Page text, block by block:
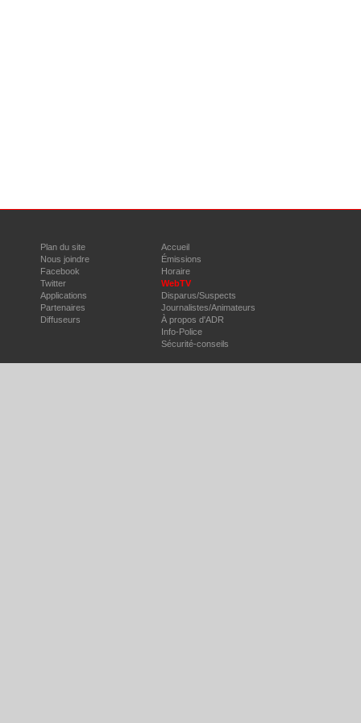
Plan du site
Nous joindre
Facebook
Twitter
Applications
Partenaires
Diffuseurs
Accueil
Émissions
Horaire
WebTV
Disparus/Suspects
Journalistes/Animateurs
À propos d'ADR
Info-Police
Sécurité-conseils